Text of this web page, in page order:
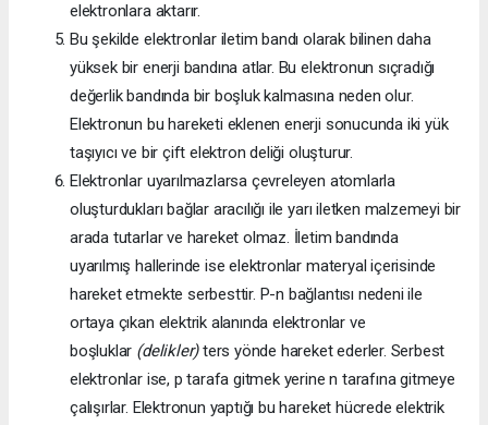
elektronlara aktarır.
Bu şekilde elektronlar iletim bandı olarak bilinen daha
yüksek bir enerji bandına atlar. Bu elektronun sıçradığı
değerlik bandında bir boşluk kalmasına neden olur.
Elektronun bu hareketi eklenen enerji sonucunda iki yük
taşıyıcı ve bir çift elektron deliği oluşturur.
Elektronlar uyarılmazlarsa çevreleyen atomlarla
oluşturdukları bağlar aracılığı ile yarı iletken malzemeyi bir
arada tutarlar ve hareket olmaz. İletim bandında
uyarılmış hallerinde ise elektronlar materyal içerisinde
hareket etmekte serbesttir. P-n bağlantısı nedeni ile
ortaya çıkan elektrik alanında elektronlar ve
boşluklar (delikler)ters yönde hareket ederler. Serbest
elektronlar ise, p tarafa gitmek yerine n tarafına gitmeye
çalışırlar. Elektronun yaptığı bu hareket hücrede elektrik